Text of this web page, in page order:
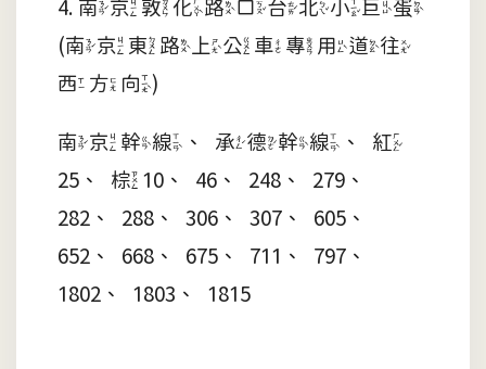
4. 南京敦化路口台北小巨蛋
(南京東路上公車專用道往
西方向)
南京幹線、承德幹線、紅
25、棕10、46、248、279、
282、288、306、307、605、
652、668、675、711、797、
1802、1803、1815